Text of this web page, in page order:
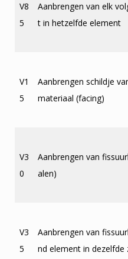
V8
5
Aanbrengen van elk
t in hetzelfde element
V1
5
Aanbrengen schildje
materiaal (facing)
V3
0
Aanbrengen van
alen)
V3
5
Aanbrengen van
nd element in dezelfde